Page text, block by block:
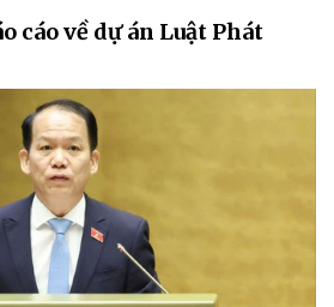
cáo về dự án Luật Phát